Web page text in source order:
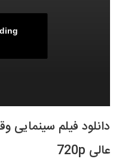
دانلود فیلم
عالی 720p